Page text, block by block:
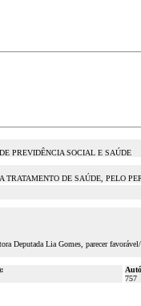
PREVIDÊNCIA SOCIAL E SAÚDE
DE SAÚDE, PELO
Deputada Lia Gomes, parecer
757